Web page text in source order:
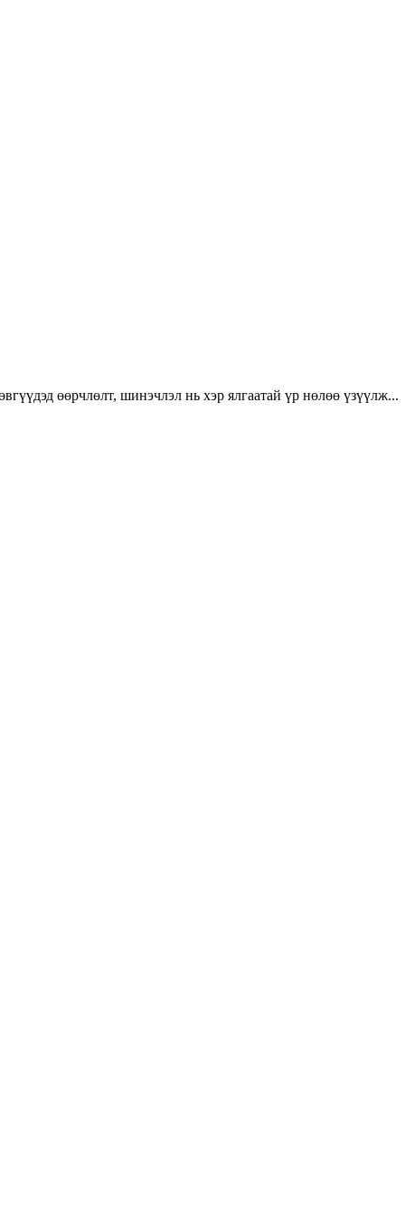
өөрчлөлт, шинэчлэл нь хэр ялгаатай үр нөлөө үзүүлж...